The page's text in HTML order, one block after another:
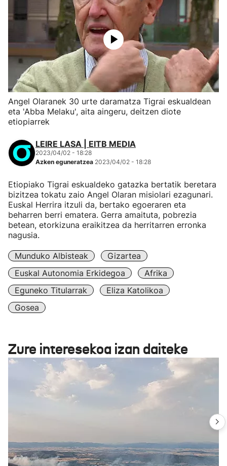
Angel Olaranek 30 urte daramatza Tigrai eskualdean
eta 'Abba Melaku', aita aingeru, deitzen diote
etiopiarrek
LEIRE LASA | EITB MEDIA
2023/04/02 - 18:28
Azken eguneratzea 2023/04/02 - 18:28
Etiopiako Tigrai eskualdeko gatazka bertatik beretara
bizitzea tokatu zaio Angel Olaran misiolari ezagunari.
Euskal Herrira itzuli da, bertako egoeraren eta
beharren berri ematera. Gerra amaituta, pobrezia
betean, etorkizuna eraikitzea da herritarren erronka
nagusia.
Munduko Albisteak
Gizartea
Euskal Autonomia Erkidegoa
Afrika
Eguneko Titularrak
Eliza Katolikoa
Gosea
Zure interesekoa izan daiteke